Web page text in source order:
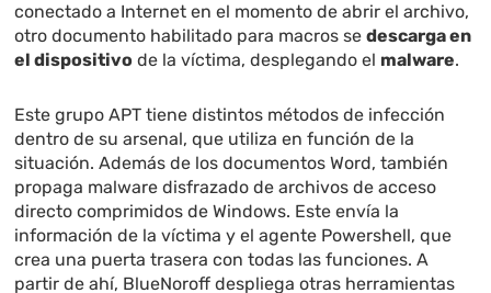
conectado a Internet en el momento de abrir el archivo,
otro documento habilitado para macros sedescarga en
el dispositivo de la víctima, desplegando el malware.
Este grupo APT tiene distintos métodos de infección
dentro de su arsenal, que utiliza en función de la
situación. Además de los documentos Word, también
propaga malware disfrazado de archivos de acceso
directo comprimidos de Windows. Este envía la
información de la víctima y el agente Powershell, que
crea una puerta trasera con todas las funciones. A
partir de ahí, BlueNoroff despliega otras herramientas